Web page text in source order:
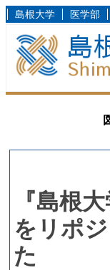
島根大学 医学部
『島根
をリポ
た